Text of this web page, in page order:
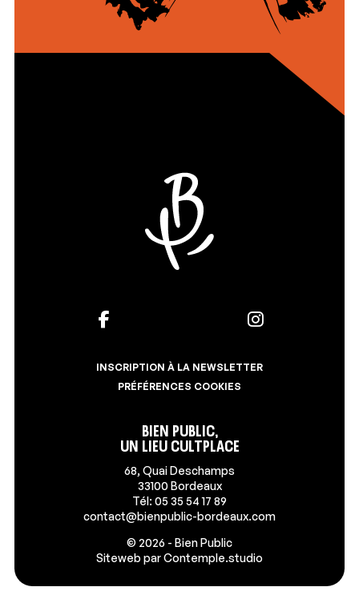
Bien Public,
un lieu Cultplace
68, Quai Deschamps
33100 Bordeaux
Tél: 05 35 54 17 89
contact@bienpublic-bordeaux.com
© 2026 - Bien Public
Siteweb parContemple.studio
INSCRIPTION À LA NEWSLETTER
PRÉFÉRENCES COOKIES